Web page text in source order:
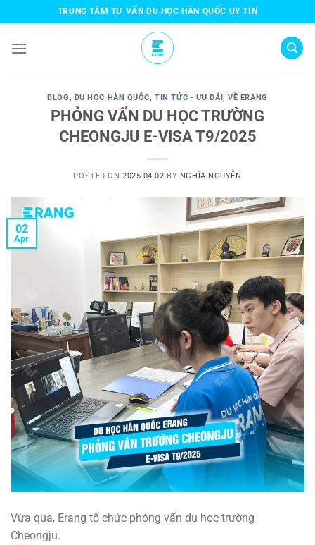
to
content
TRUNG TÂM TƯ VẤN DU HỌC HÀN QUỐC UY TÍN
BLOG, DU HỌC HÀN QUỐC,TIN TỨC - ƯU ĐÃI,VỀ ERANG
PHỎNG VẤN DU HỌC TRƯỜNG
CHEONGJU E-VISA T9/2025
POSTED ON 2025-04-02 BY NGHĨA NGUYỄN
02
Apr
Vừa qua, Erang tổ chức phỏng vấn du học trường
Cheongju.